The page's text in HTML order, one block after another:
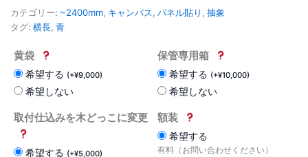
カテゴリー: ~2400mm, キャンバス , パネル貼り , 抽象
タグ: 横長, 青
黄袋
希望する (+¥9,000)
希望しない
保管専用箱
希望する (+¥10,000)
希望しない
取付仕込みを木どっこに変更
希望する (+¥5,000)
額装
希望する
有料（お問い合わせください）